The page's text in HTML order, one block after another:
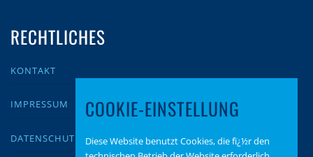
RECHTLICHES
KONTAKT
IMPRESSUM
DATENSCHUTZ
COOKIE-EINSTELLUNG
Diese Website benutzt Cookies, die fï¿½r den